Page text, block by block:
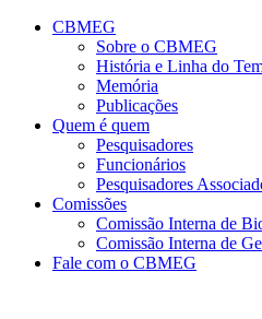
Conteúdo principal
CBMEG
Sobre o CBMEG
História e Linha do
Memória
Publicações
Quem é quem
Pesquisadores
Funcionários
Pesquisadores
Comissões
Comissão Interna de
Comissão Interna de
Fale com o CBMEG